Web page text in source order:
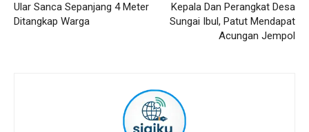
Ular Sanca Sepanjang 4 Meter
Ditangkap Warga
Kepala Dan Perangkat Desa
Sungai Ibul, Patut Mendapat
Acungan Jempol